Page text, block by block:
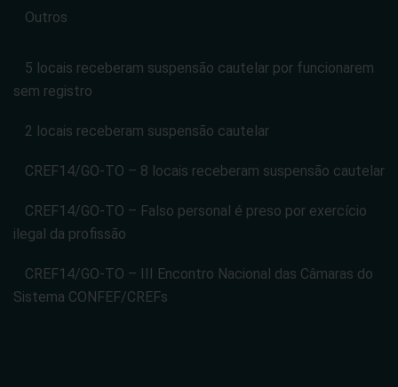
Outros
5 locais receberam suspensão cautelar por funcionarem
sem registro
2 locais receberam suspensão cautelar
CREF14/GO-TO – 8 locais receberam suspensão cautelar
CREF14/GO-TO – Falso personal é preso por exercício
ilegal da profissão
CREF14/GO-TO – III Encontro Nacional das Câmaras do
Sistema CONFEF/CREFs